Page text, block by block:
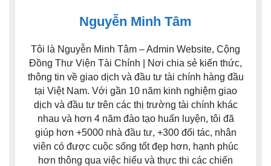
Nguyễn Minh Tâm
Tôi là Nguyễn Minh Tâm – Admin Website, Cộng
Đồng Thư Viện Tài Chính | Nơi chia sẻ kiến thức,
thông tin về giao dịch và đầu tư tài chính hàng đầu
tại Việt Nam. Với gần 10 năm kinh nghiệm giao
dịch và đầu tư trên các thị trường tài chính khác
nhau và hơn 4 năm đào tạo huấn luyện, tôi đã
giúp hơn +5000 nhà đầu tư, +300 đối tác, nhân
viên có được cuộc sống tốt đẹp hơn, hạnh phúc
hơn thông qua việc hiểu và thực thi các chiến